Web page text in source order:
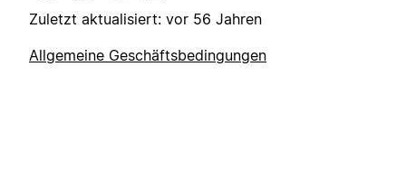
Zuletzt aktualisiert: vor 56 Jahren
Allgemeine Geschäftsbedingungen